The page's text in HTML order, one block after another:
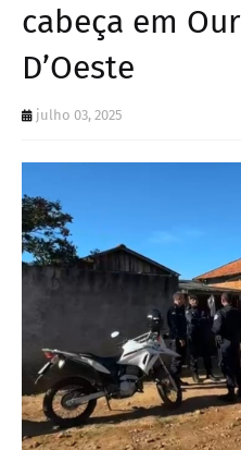
cabeça em
D’Oeste
julho 03, 2025